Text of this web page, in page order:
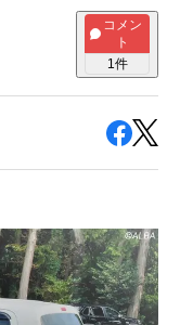
コメン
ト
1件